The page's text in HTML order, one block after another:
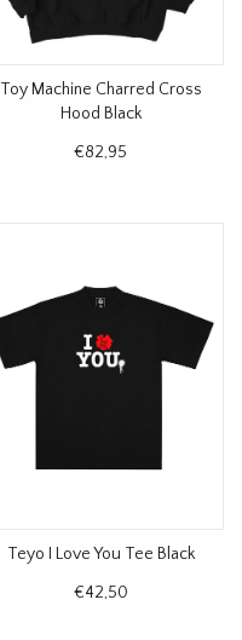
Toy Machine Charred Cross
Hood Black
€82,95
Teyo I Love You Tee Black
€42,50